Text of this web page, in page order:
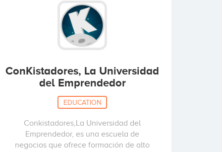
ConKistadores, La Universidad
del Emprendedor
EDUCATION
Conkistadores,La Universidad del
Emprendedor, es una escuela de
negocios que ofrece formación de alto